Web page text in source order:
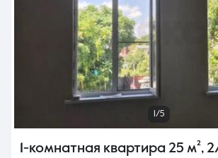
1/5
1-комнатная квартира 25 м²,